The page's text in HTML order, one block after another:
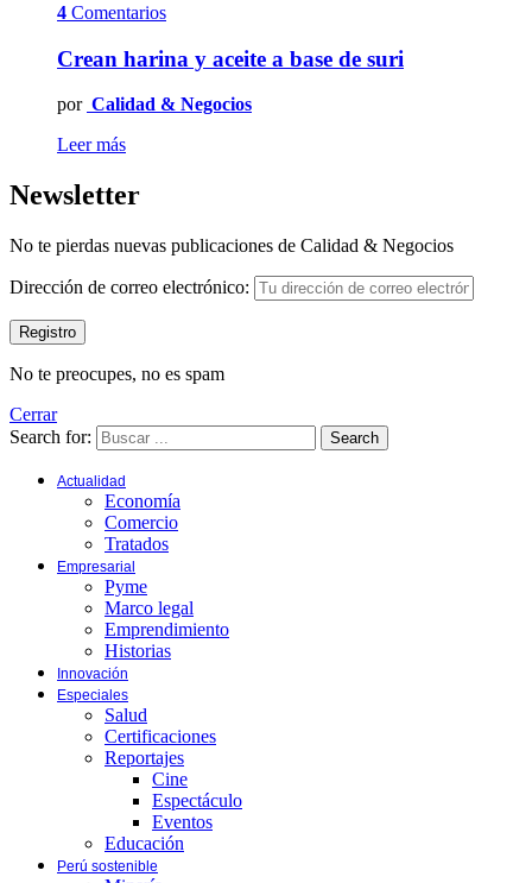
4 Comentarios
Crean harina y aceite a base de suri
por Calidad & Negocios
Leer más
Newsletter
No te pierdas nuevas publicaciones de Calidad & Negocios
Dirección de correo electrónico:
No te preocupes, no es spam
Cerrar
Search for:
Search
Actualidad
Economía
Comercio
Tratados
Empresarial
Pyme
Marco legal
Emprendimiento
Historias
Innovación
Especiales
Salud
Certificaciones
Reportajes
Cine
Espectáculo
Eventos
Educación
Perú sostenible